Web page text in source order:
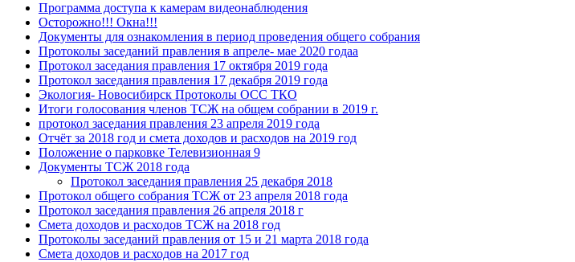
Программа доступа к камерам видеонаблюдения
Осторожно!!! Окна!!!
Документы для ознакомления в период проведения общего собрания
Протоколы заседаний правления в апреле- мае 2020 годаа
Протокол заседания правления 17 октября 2019 года
Протокол заседания правления 17 декабря 2019 года
Экология- Новосибирск Протоколы ОСС ТКО
Итоги голосования членов ТСЖ на общем собрании в 2019 г.
протокол заседания правления 23 апреля 2019 года
Отчёт за 2018 год и смета доходов и расходов на 2019 год
Положение о парковке Телевизионная 9
Документы ТСЖ 2018 года
Протокол заседания правления 25 декабря 2018
Протокол общего собрания ТСЖ от 23 апреля 2018 года
Протокол заседания правления 26 апреля 2018 г
Смета доходов и расходов ТСЖ на 2018 год
Протоколы заседаний правления от 15 и 21 марта 2018 года
Смета доходов и расходов на 2017 год